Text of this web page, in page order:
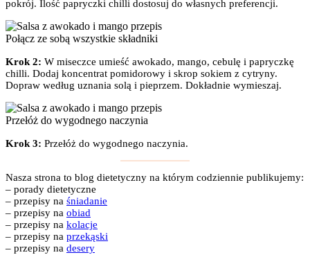
pokrój. Ilość papryczki chilli dostosuj do własnych preferencji.
Połącz ze sobą wszystkie składniki
Krok 2: W miseczce umieść awokado, mango, cebulę i papryczkę
chilli. Dodaj koncentrat pomidorowy i skrop sokiem z cytryny.
Dopraw według uznania solą i pieprzem. Dokładnie wymieszaj.
Przełóż do wygodnego naczynia
Krok 3: Przełóż do wygodnego naczynia.
Nasza strona to blog dietetyczny na którym codziennie publikujemy:
– porady dietetyczne
– przepisy na śniadanie
– przepisy na obiad
– przepisy na kolacje
– przepisy na przekąski
– przepisy na desery